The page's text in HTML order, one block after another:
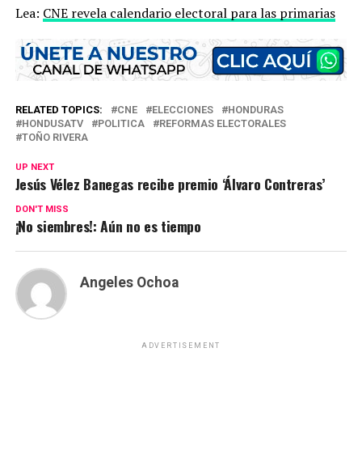
Lea: CNE revela calendario electoral para las primarias
RELATED TOPICS: CNE ELECCIONES
HONDURAS
HONDUSATV
POLITICA
REFORMAS ELECTORALES
TOÑO RIVERA
UP NEXT
Jesús Vélez Banegas recibe premio ‘Álvaro Contreras’
DON'T MISS
¡No siembres!: Aún no es tiempo
Angeles Ochoa
ADVERTISEMENT